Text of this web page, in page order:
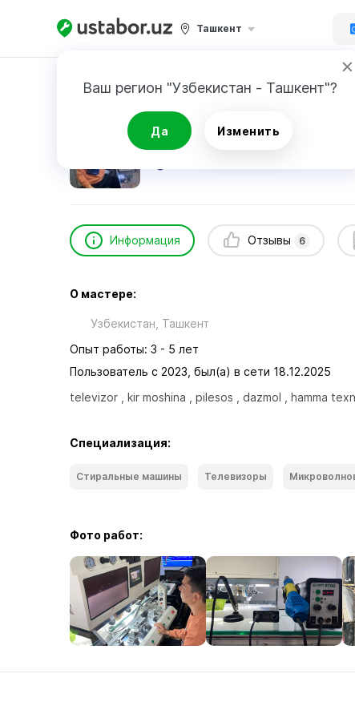
Ташкент
Ваш регион "Узбекистан - Ташкент"?
Да Изменить
Главная Ремонт техники Otabek
Otabek
Информация Отзывы 6
О мастере:
Узбекистан, Ташкент
Опыт работы: 3 - 5 лет
Пользователь с 2023, был(а) в сети 18.12.2025
televizor , kir moshina , pilesos , dazmol , hamma
Специализация:
Стиральные машины Телевизоры
Фото работ: